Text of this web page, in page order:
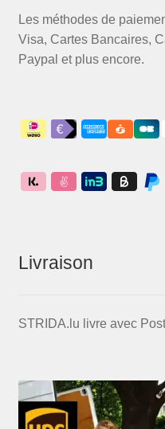
Les méthodes de
Visa, Cartes Bancaires,
Paypal et plus encore.
Livraison
STRIDA.lu livre avec